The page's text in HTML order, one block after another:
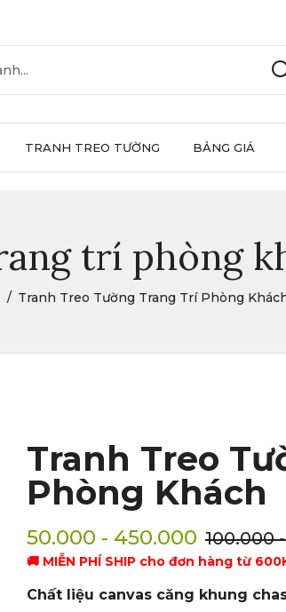
TRANH TREO TƯỜNG BẢNG GIÁ
trí phòng
Tranh Treo Tường Trang Trí Phòng
Tranh Treo
Phòng Khách
50.000 - 450.000 100.000
🚚 MIỄN PHÍ SHIP cho đơn hàng từ
Chất liệu canvas căng khung